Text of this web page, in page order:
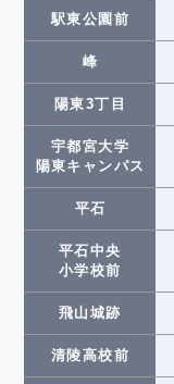
ゆいの杜西
ゆいの杜中央
ゆいの杜東
芳賀台
芳賀町工業団地
管理センター前
かしの森
公園前
芳賀・高根沢
駅東公園前
峰
陽東3丁目
宇都宮大学
陽東キャンパス
平石
平石中央
小学校前
飛山城跡
清陵高校前